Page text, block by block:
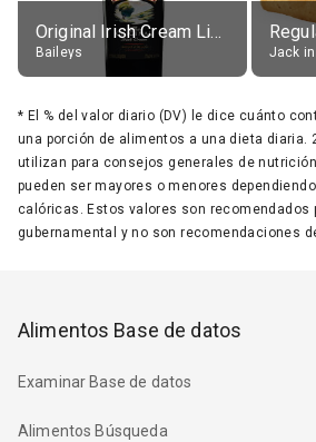
Original Irish Cream Liqueur (17% alc.)
Baileys Jack
* El % del valor diario (DV) le dice cuánto
una porción de alimentos a una dieta diaria.
utilizan para consejos generales de
pueden ser mayores o menores
calóricas. Estos valores son recomendados
gubernamental y no son recomendaciones
Alimentos Base de datos
Examinar Base de datos
Alimentos Búsqueda